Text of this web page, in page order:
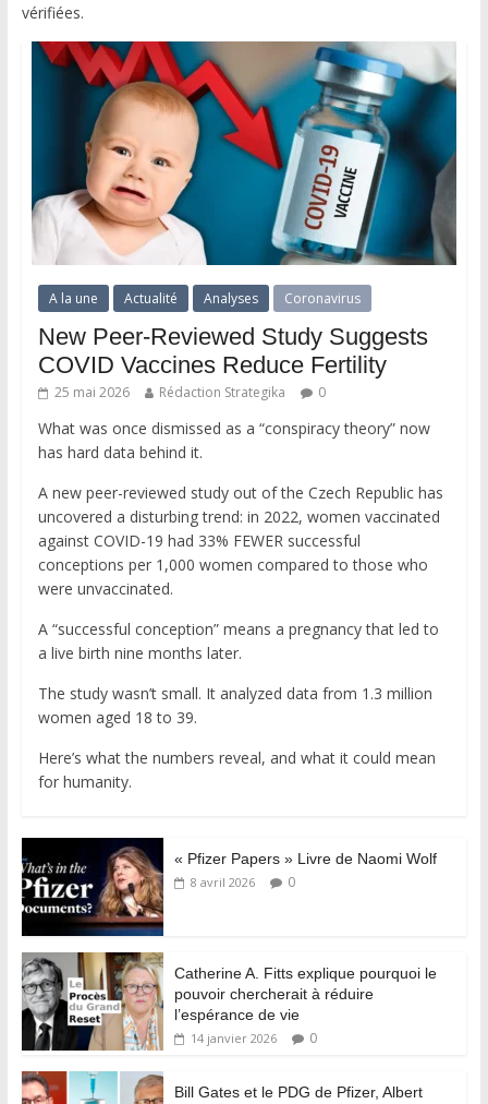
vérifiées.
A la une Actualité Analyses Coronavirus
New Peer-Reviewed Study Suggests
COVID Vaccines Reduce Fertility
25 mai 2026 Rédaction Strategika 0
What was once dismissed as a “conspiracy theory” now
has hard data behind it.
A new peer-reviewed study out of the Czech Republic has
uncovered a disturbing trend: in 2022, women vaccinated
against COVID-19 had 33% FEWER successful
conceptions per 1,000 women compared to those who
were unvaccinated.
A “successful conception” means a pregnancy that led to
a live birth nine months later.
The study wasn’t small. It analyzed data from 1.3 million
women aged 18 to 39.
Here’s what the numbers reveal, and what it could mean
for humanity.
« Pfizer Papers » Livre de Naomi Wolf
8 avril 2026 0
Catherine A. Fitts explique pourquoi le
pouvoir chercherait à réduire
l’espérance de vie
14 janvier 2026 0
Bill Gates et le PDG de Pfizer, Albert